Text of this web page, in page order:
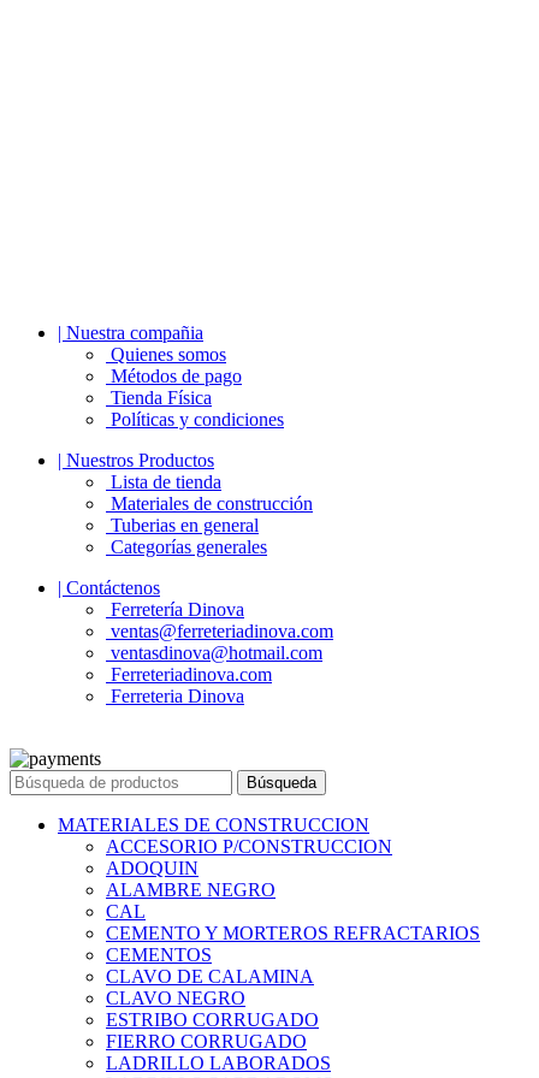
| Nuestra compañia
Quienes somos
Métodos de pago
Tienda Física
Políticas y condiciones
| Nuestros Productos
Lista de tienda
Materiales de construcción
Tuberias en general
Categorías generales
| Contáctenos
Ferretería Dinova
ventas@ferreteriadinova.com
ventasdinova@hotmail.com
Ferreteriadinova.com
Ferreteria Dinova
Búsqueda
MATERIALES DE CONSTRUCCION
ACCESORIO P/CONSTRUCCION
ADOQUIN
ALAMBRE NEGRO
CAL
CEMENTO Y MORTEROS REFRACTARIOS
CEMENTOS
CLAVO DE CALAMINA
CLAVO NEGRO
ESTRIBO CORRUGADO
FIERRO CORRUGADO
LADRILLO LABORADOS